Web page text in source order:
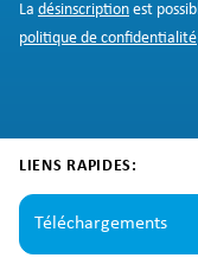
La désinscription est
politique de confidentialité
LIENS RAPIDES:
Téléchargements